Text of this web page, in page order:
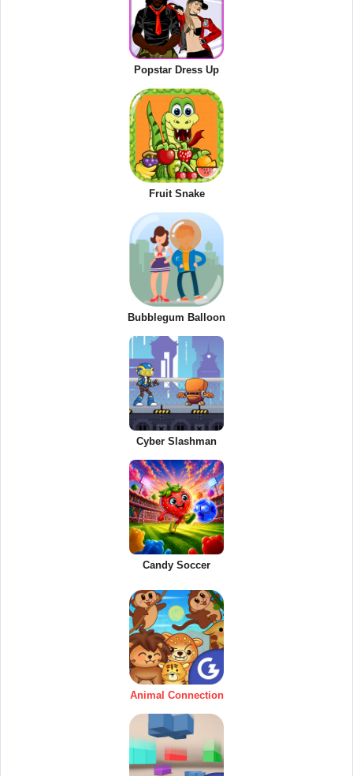
Popstar Dress Up
Fruit Snake
Bubblegum Balloon
Cyber Slashman
Candy Soccer
Animal Connection